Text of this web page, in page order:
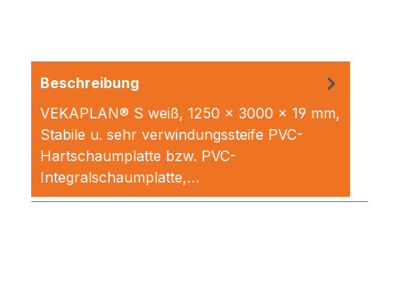
Beschreibung
VEKAPLAN® S weiß, 1250 x 3000 x 19 mm,
Stabile u. sehr verwindungssteife PVC-
Hartschaumplatte bzw. PVC-
Integralschaumplatte,…